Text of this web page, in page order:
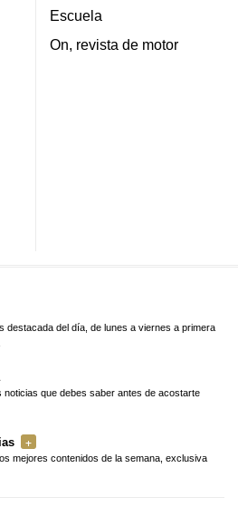
Escuela
On, revista de motor
destacada del día, de lunes a viernes a primera
noticias que debes saber antes de acostarte
mejores contenidos de la semana, exclusiva